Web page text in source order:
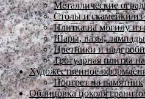
Металлические
Столы и скамейки из
Плитка на могилу из
Шары, вазы, лампады
Цветники и
Тротуарная плитка
Художественное
Портрет на памятник
Облицовка цоколя